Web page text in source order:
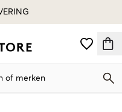
of merken